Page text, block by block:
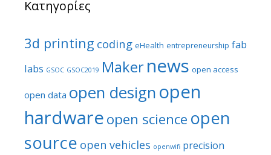
Κατηγορίες
3d printing coding eHealth entrepreneurship fab
labs GSOC GSOC2019 Makernews open access
open data open designopen
hardwareopen science open
source open vehicles openwifi precision